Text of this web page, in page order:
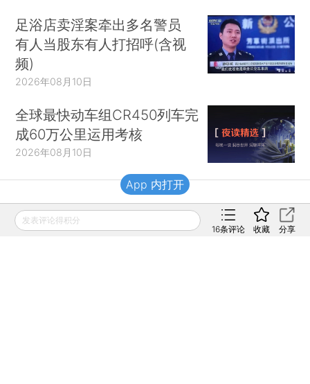
足浴店卖淫案牵出多名警员
有人当股东有人打招呼(含视
频)
2026年08月10日
全球最快动车组CR450列车完
成60万公里运用考核
2026年08月10日
财新移动
发表评论得积分
16条评论 收藏 分享
App 内打开